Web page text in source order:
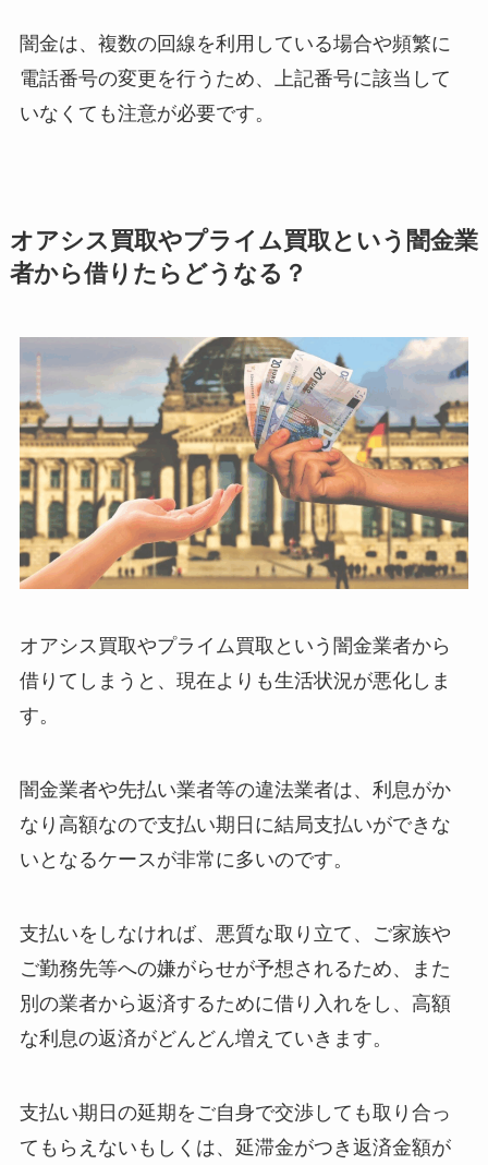
闇金は、複数の回線を利用している場合や頻繁に
電話番号の変更を行うため、上記番号に該当して
いなくても注意が必要です。
オアシス買取やプライム買取という闇金業
者から借りたらどうなる？
オアシス買取やプライム買取という闇金業者から
借りてしまうと、現在よりも生活状況が悪化しま
す。
闇金業者や先払い業者等の違法業者は、利息がか
なり高額なので支払い期日に結局支払いができな
いとなるケースが非常に多いのです。
支払いをしなければ、悪質な取り立て、ご家族や
ご勤務先等への嫌がらせが予想されるため、また
別の業者から返済するために借り入れをし、高額
な利息の返済がどんどん増えていきます。
支払い期日の延期をご自身で交渉しても取り合っ
てもらえないもしくは、延滞金がつき返済金額が